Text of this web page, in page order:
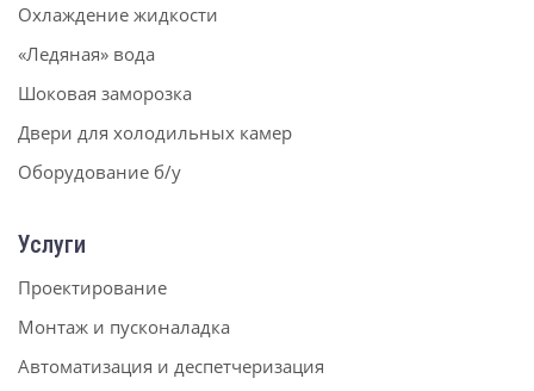
Охлаждение жидкости
«Ледяная» вода
Шоковая заморозка
Двери для холодильных камер
Оборудование б/у
Услуги
Проектирование
Монтаж и пусконаладка
Автоматизация и деспетчеризация